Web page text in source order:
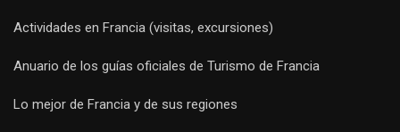
Actividades en Francia (visitas, excursiones)
Anuario de los guías oficiales de Turismo de Francia
Lo mejor de Francia y de sus regiones